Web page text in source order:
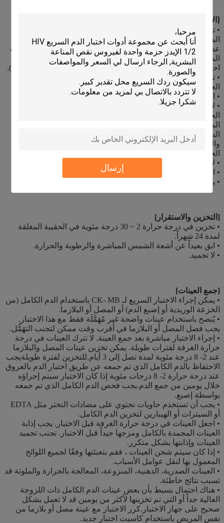
إرسال
[ الاحتياطات
• تحتوي هذه المجموعة على منتجات من أصل حيواني. المعرفة
المعتمدة بمصدر الحيوانات و / أو الحالة الصحية لها لا تضمن تماما
عدم وجود عوامل مسببة للمرض المعدية.لذلك يوصى بمعالجة هذه
المنتجات على أنها محتملة للعدوىويتم التعامل معها مع مراعاة
احتياطات السلامة المعتادة (على سبيل المثال، لا تبتلع أو تستنشق).
• تجنب التلوث المتقاطع للعينات باستخدام حاوية جديدة لجمع
العينات لكل عينة تم الحصول عليها.
• اقرأ الإجراء بأكمله بعناية قبل الاختبار.
• لا تأكل أو تشرب أو تدخن في المنطقة التي يتم فيها التعامل مع
العينات والحزم.مراعاة الاحتياطات المحددة ضد المخاطر
الميكروبيولوجية طوال العملية واتباع الإجراءات القياسية للتخلص
السليم من العينات- ارتداء ملابس وقائية مثل معاطف المختبر
والقفازات القابلة للإستخدام مرة واحدة وحماية العين عند فحص
العينات.
• لا تستبدل أو تخلط المفاعلات من مجموعات مختلفة.
• الرطوبة ودرجة الحرارة يمكن أن تؤثر سلبا على النتائج.
• يجب التخلص من مواد الاختبار المستخدمة وفقًا للوائح المحلية.
[التخزين والاستقرار]
• تخزين في درجة حرارة 2 ~ 30 درجة مئوية في الحقيبة المغلقة
لمدة 24 شهراً.
• ابق بعيداً عن أشعة الشمس المباشرة والرطوبة والحرارة.
• لا تجميد.
[جمع العينات]
• يمكن إجراء الاختبار السريع لـ CK- MB باستخدام الدم الكامل (من
الخزعة الوريدية أو إصبع الدم) أو المصل أو البلازما.
• يُنصح باستخدام عينات واضحة غير مُهَمَّلَة فقط مع هذا الاختبار.
يجب فصل المصل أو البلازما في أقرب وقت ممكن لتجنب التهَمُّل.
• إجراء الاختبار مباشرة بعد جمع العينة. لا تترك العينات في درجة
حرارة الغرفة لفترات طويلة. يمكن تخزين عينات المصل والبلازما
عند 2- 8 درجة مئوية لمدة تصل إلى 3 أيام.للتخزين لفترة طويلةيجب
الاحتفاظ بالدم الكامل الذي تم جمعه عن طريق اختبار الدم بالعروق
عند درجة حرارة 2- 8 درجات مئوية إذا كان الاختبار سيتم إجراؤه
خلال يومين من جمع الدم.يجب فحص الدم الكامل الذي تم جمعه
بواسطة إصبع.
• يجب أن تستخدم حاويات تحتوي على مضادات التخثر مثل EDTA
أو السيترات أو الهيبارين لتخزين الدم الكامل.
• اجعل العينات في درجة حرارة الغرفة قبل الاختبار. يجب إذابة
العينات المجمدة بالكامل ومزجها جيداً قبل الاختبار. تجنب تجميد
العينات وإذابتها بشكل متكرر.
• إذا كان سيتم شحن العينات ، فقم بتعبئتها وفقًا لجميع اللوائح
المعمول بها لنقل عوامل الأسباب.
• العينات الصدرية، الدهنية، المنزوعة، المعالجة بالحرارة والملوثة قد
تسبب نتائج خاطئة.
• هناك احتمال بسيط بأن بعض عينات الدم الكامل ذات اللزوجة
العالية جداً أو التي تم تخزينها لأكثر من يومين قد لا تعمل بشكل
صحيح على جهاز الاختبار.كرر الاختبار مع عينة مصل أو بلازما من
نفس المريض باستخدام كاسيت اختبار جديد.